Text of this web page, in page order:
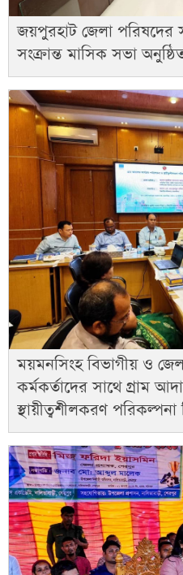
জয়পুরহাট জেলা পরিষদের
সংক্রান্ত মাসিক সভা
ময়মনসিংহ বিভাগীয় ও
কর্মকর্তাদের সাথে গ্রাম
স্থায়ীত্বশীলকরণ